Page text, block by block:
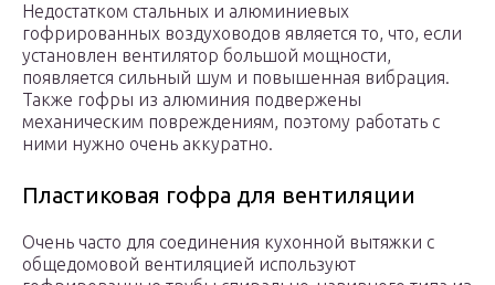
Недостатком стальных и алюминиевых
гофрированных воздуховодов является то, что, если
установлен вентилятор большой мощности,
появляется сильный шум и повышенная вибрация.
Также гофры из алюминия подвержены
механическим повреждениям, поэтому работать с
ними нужно очень аккуратно.
Пластиковая гофра для вентиляции
Очень часто для соединения кухонной вытяжки с
общедомовой вентиляцией используют